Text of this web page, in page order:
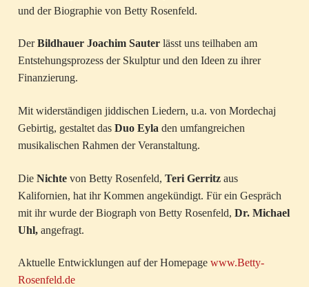
und der Biographie von Betty Rosenfeld.
DerBildhauer Joachim Sauter lässt uns teilhaben am
Entstehungsprozess der Skulptur und den Ideen zu ihrer
Finanzierung.
Mit widerständigen jiddischen Liedern, u.a. von Mordechaj
Gebirtig, gestaltet das Duo Eyla den umfangreichen
musikalischen Rahmen der Veranstaltung.
Die Nichte von Betty Rosenfeld, Teri Gerritz aus
Kalifornien, hat ihr Kommen angekündigt. Für ein Gespräch
mit ihr wurde der Biograph von Betty Rosenfeld, Dr. Michael
Uhl, angefragt.
Aktuelle Entwicklungen auf der Homepage www.Betty-
Rosenfeld.de